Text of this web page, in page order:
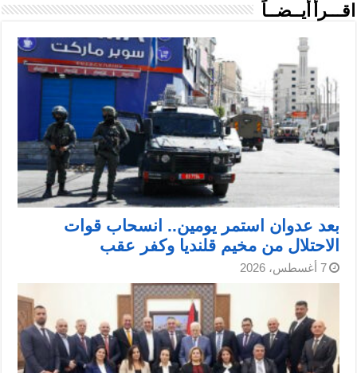
اقـــرأ أيــضــاً
بعد عدوان استمر يومين.. انسحاب قوات
الاحتلال من مخيم قلنديا وكفر عقب
7 أغسطس، 2026